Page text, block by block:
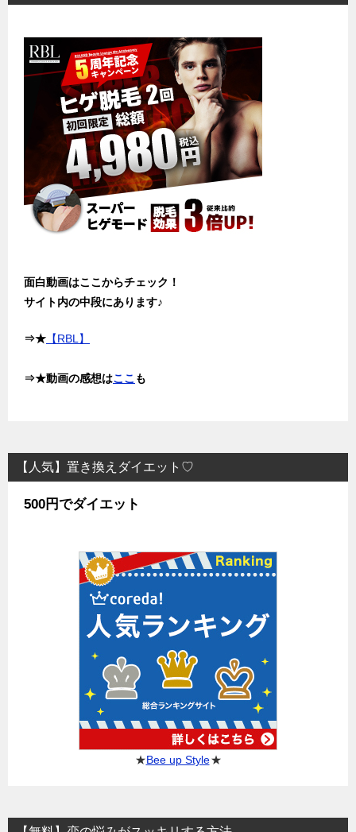
面白動画はここからチェック！
サイト内の中段にあります♪
⇒★ 【RBL】
⇒★動画の感想はここ も
【人気】置き換えダイエット♡
500円でダイエット
★Bee up Style★